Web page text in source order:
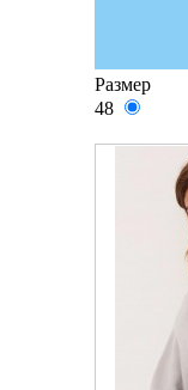
Размер
48